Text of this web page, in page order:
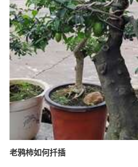
老鸦柿如何扦插